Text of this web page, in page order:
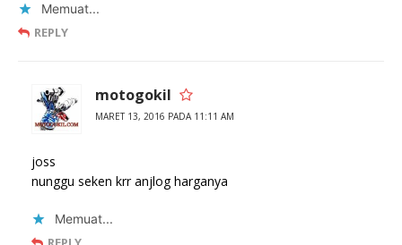
Memuat...
REPLY
motogokil
MARET 13, 2016 PADA 11:11 AM
joss
nunggu seken krr anjlog harganya
Memuat...